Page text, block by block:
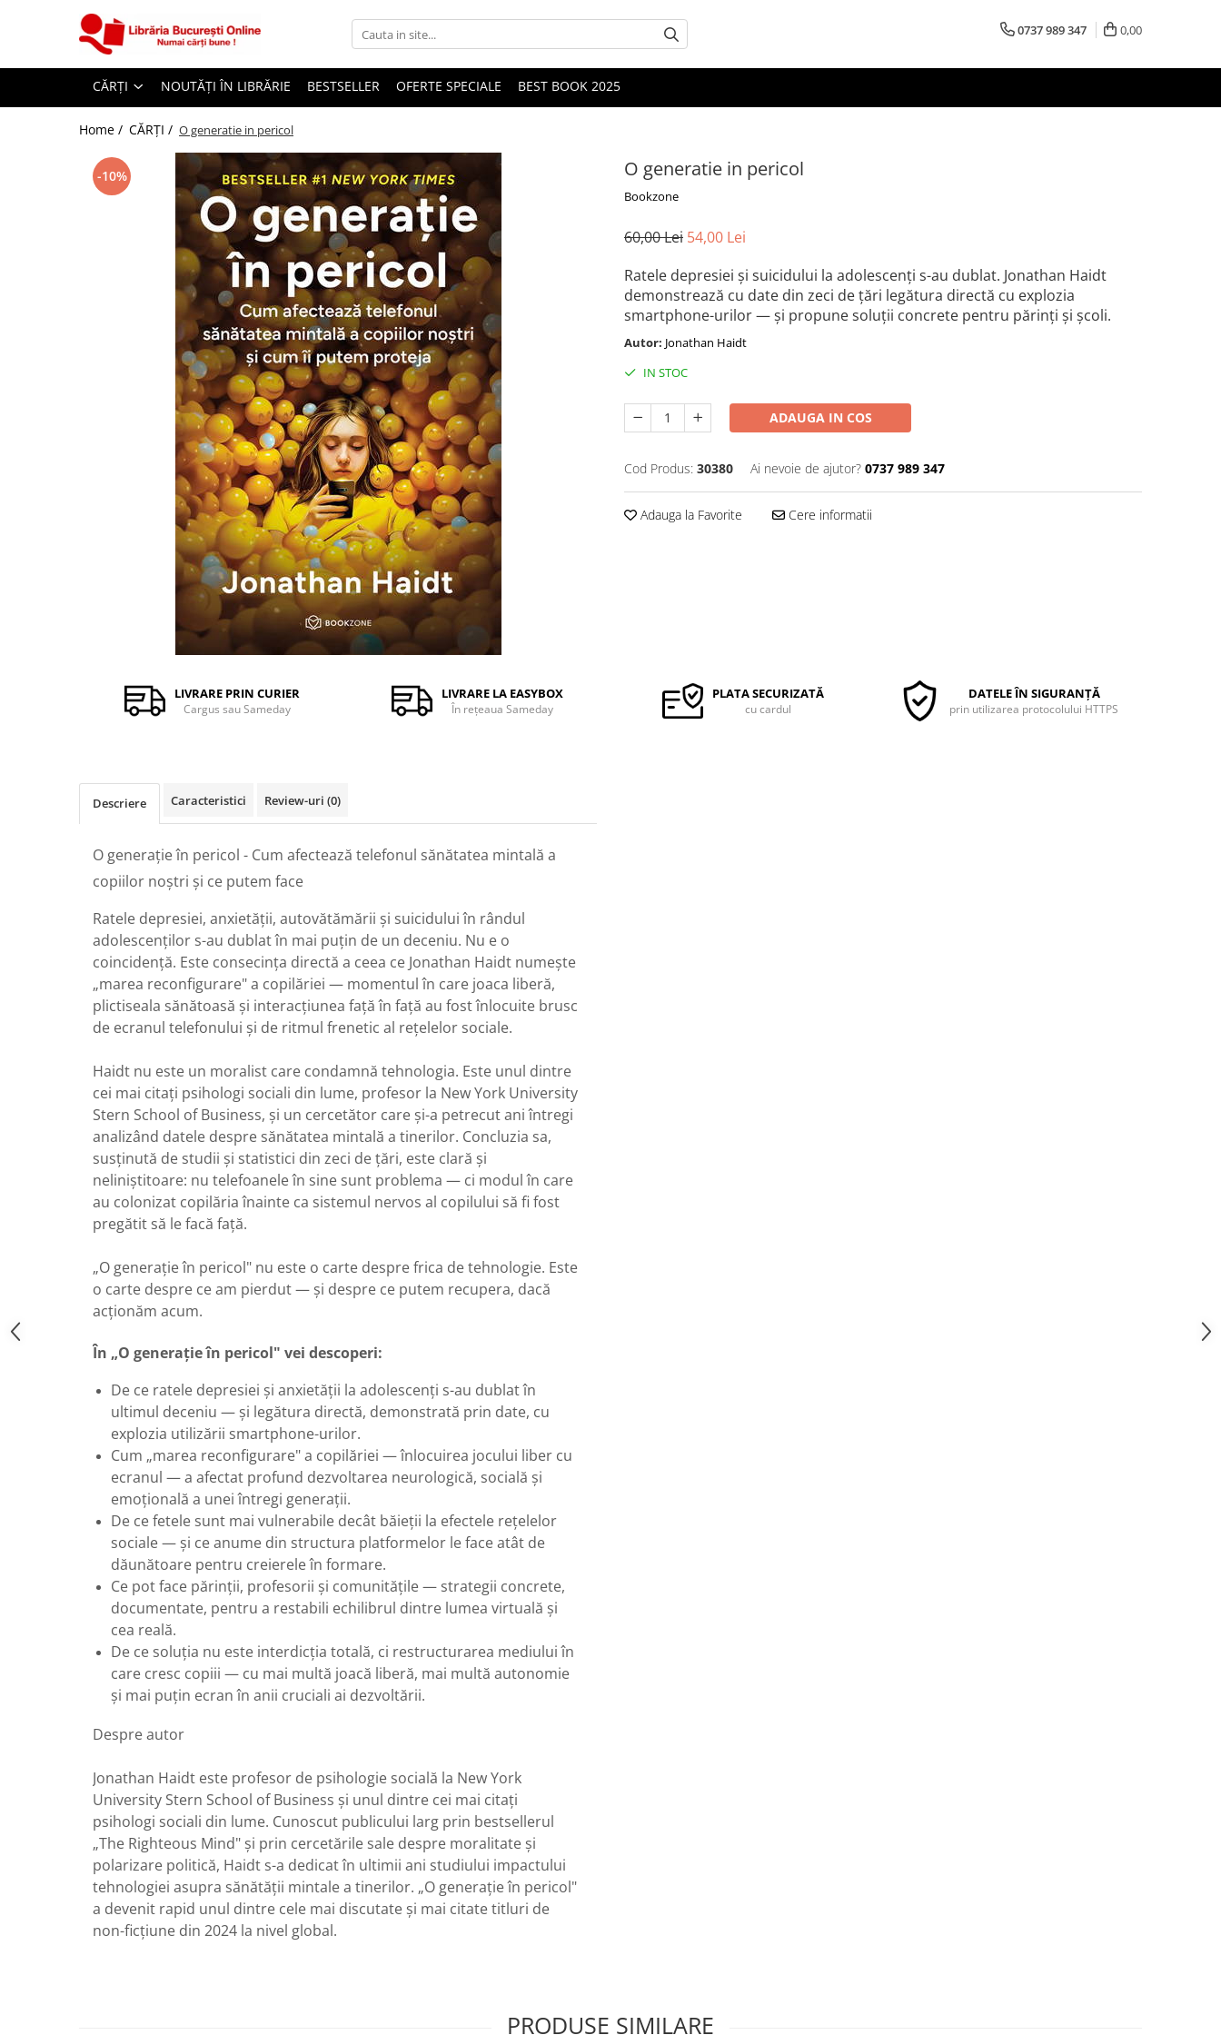
Artă și Enciclopedii
Beletristică
Business și Economie
Cărți pentru copii
Științe Sociale si Umaniste
0737 989 347 0,00
CĂRȚI NOUTĂȚI ÎN LIBRĂRIE BESTSELLER OFERTE SPECIALE BEST BOOK 2025
Home / CĂRȚI / O generatie in pericol
O generatie in pericol
Bookzone
-10%
60,00 Lei 54,00 Lei
Ratele depresiei și suicidului la adolescenți s-au dublat. Jonathan Haidt
demonstrează cu date din zeci de țări legătura directă cu explozia
smartphone-urilor — și propune soluții concrete pentru părinți și școli.
Autor: Jonathan Haidt
IN STOC
ADAUGA IN COS
Cod Produs: 30380 Ai nevoie de ajutor? 0737 989 347
Adauga la Favorite Cere informatii
LIVRARE PRIN CURIER
Cargus sau Sameday
LIVRARE LA EASYBOX
În rețeaua Sameday
PLATA SECURIZATĂ
cu cardul
DATELE ÎN SIGURANȚĂ
prin utilizarea protocolului HTTPS
Descriere Caracteristici Review-uri (0)
O generație în pericol - Cum afectează telefonul sănătatea mintală a
copiilor noștri și ce putem face
Ratele depresiei, anxietății, autovătămării și suicidului în rândul
adolescenților s-au dublat în mai puțin de un deceniu. Nu e o
coincidență. Este consecința directă a ceea ce Jonathan Haidt numește
„marea reconfigurare" a copilăriei — momentul în care joaca liberă,
plictiseala sănătoasă și interacțiunea față în față au fost înlocuite brusc
de ecranul telefonului și de ritmul frenetic al rețelelor sociale.
Haidt nu este un moralist care condamnă tehnologia. Este unul dintre
cei mai citați psihologi sociali din lume, profesor la New York University
Stern School of Business, și un cercetător care și-a petrecut ani întregi
analizând datele despre sănătatea mintală a tinerilor. Concluzia sa,
susținută de studii și statistici din zeci de țări, este clară și
neliniștitoare: nu telefoanele în sine sunt problema — ci modul în care
au colonizat copilăria înainte ca sistemul nervos al copilului să fi fost
pregătit să le facă față.
„O generație în pericol" nu este o carte despre frica de tehnologie. Este
o carte despre ce am pierdut — și despre ce putem recupera, dacă
acționăm acum.
În „O generație în pericol" vei descoperi:
De ce ratele depresiei și anxietății la adolescenți s-au dublat în
ultimul deceniu — și legătura directă, demonstrată prin date, cu
explozia utilizării smartphone-urilor.
Cum „marea reconfigurare" a copilăriei — înlocuirea jocului liber cu
ecranul — a afectat profund dezvoltarea neurologică, socială și
emoțională a unei întregi generații.
De ce fetele sunt mai vulnerabile decât băieții la efectele rețelelor
sociale — și ce anume din structura platformelor le face atât de
dăunătoare pentru creierele în formare.
Ce pot face părinții, profesorii și comunitățile — strategii concrete,
documentate, pentru a restabili echilibrul dintre lumea virtuală și
cea reală.
De ce soluția nu este interdicția totală, ci restructurarea mediului în
care cresc copiii — cu mai multă joacă liberă, mai multă autonomie
și mai puțin ecran în anii cruciali ai dezvoltării.
Despre autor
Jonathan Haidt este profesor de psihologie socială la New York
University Stern School of Business și unul dintre cei mai citați
psihologi sociali din lume. Cunoscut publicului larg prin bestsellerul
„The Righteous Mind" și prin cercetările sale despre moralitate și
polarizare politică, Haidt s-a dedicat în ultimii ani studiului impactului
tehnologiei asupra sănătății mintale a tinerilor. „O generație în pericol"
a devenit rapid unul dintre cele mai discutate și mai citate titluri de
non-ficțiune din 2024 la nivel global.
PRODUSE SIMILARE